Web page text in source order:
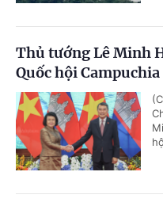
Thủ tướng Lê Minh
Quốc hội